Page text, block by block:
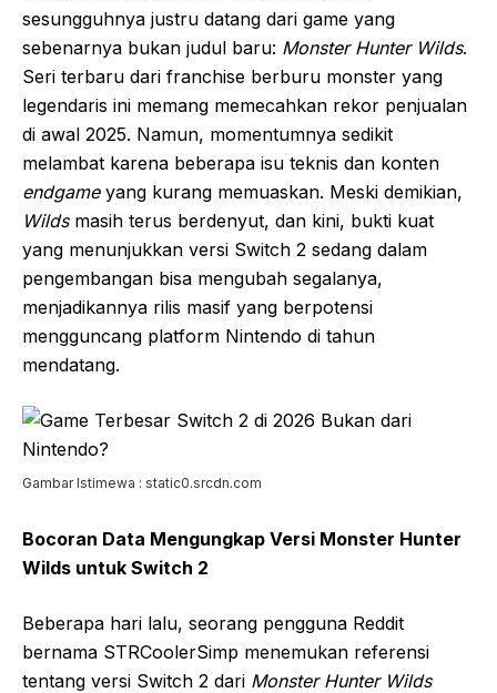
sesungguhnya justru datang dari game yang
sebenarnya bukan judul baru: Monster Hunter Wilds.
Seri terbaru dari franchise berburu monster yang
legendaris ini memang memecahkan rekor penjualan
di awal 2025. Namun, momentumnya sedikit
melambat karena beberapa isu teknis dan konten
endgameyang kurang memuaskan. Meski demikian,
Wildsmasih terus berdenyut, dan kini, bukti kuat
yang menunjukkan versi Switch 2 sedang dalam
pengembangan bisa mengubah segalanya,
menjadikannya rilis masif yang berpotensi
mengguncang platform Nintendo di tahun
mendatang.
Gambar Istimewa : static0.srcdn.com
Bocoran Data Mengungkap Versi Monster Hunter
Wilds untuk Switch 2
Beberapa hari lalu, seorang pengguna Reddit
bernama STRCoolerSimp menemukan referensi
tentang versi Switch 2 dari Monster Hunter Wilds